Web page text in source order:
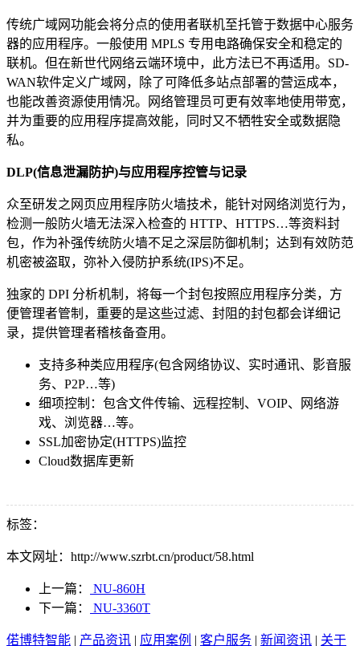
传统广域网功能会将分点的使用者联机至托管于数据中心服务
器的应用程序。一般使用 MPLS 专用电路确保安全和稳定的
联机。但在新世代网络云端环境中，此方法已不再适用。SD-
WAN软件定义广域网，除了可降低多站点部署的营运成本，
也能改善资源使用情况。网络管理员可更有效率地使用带宽，
并为重要的应用程序提高效能，同时又不牺牲安全或数据隐
私。
DLP(信息泄漏防护)与应用程序控管与记录
众至研发之网页应用程序防火墙技术，能针对网络浏览行为，
检测一般防火墙无法深入检查的 HTTP、HTTPS…等资料封
包，作为补强传统防火墙不足之深层防御机制；达到有效防范
机密被盗取，弥补入侵防护系统(IPS)不足。
独家的 DPI 分析机制，将每一个封包按照应用程序分类，方
便管理者管制，重要的是这些过滤、封阻的封包都会详细记
录，提供管理者稽核备查用。
支持多种类应用程序(包含网络协议、实时通讯、影音服
务、P2P…等)
细项控制：包含文件传输、远程控制、VOIP、网络游
戏、浏览器…等。
SSL加密协定(HTTPS)监控
Cloud数据库更新
标签：
本文网址：http://www.szrbt.cn/product/58.html
上一篇：
NU-860H
下一篇：
NU-3360T
偌博特智能 | 产品资讯 | 应用案例 | 客户服务 | 新闻资讯 | 关于